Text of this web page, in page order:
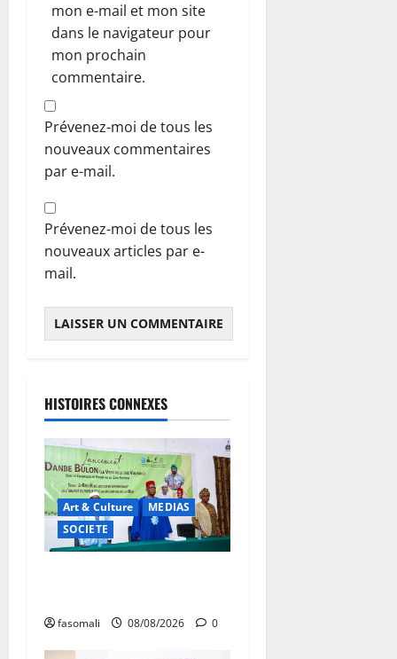
mon e-mail et mon site
dans le navigateur pour
mon prochain
commentaire.
Prévenez-moi de tous les
nouveaux commentaires
par e-mail.
Prévenez-moi de tous les
nouveaux articles par e-
mail.
HISTOIRES CONNEXES
Art & Culture
MEDIAS
SOCIETE
fasomali 08/08/2026 0